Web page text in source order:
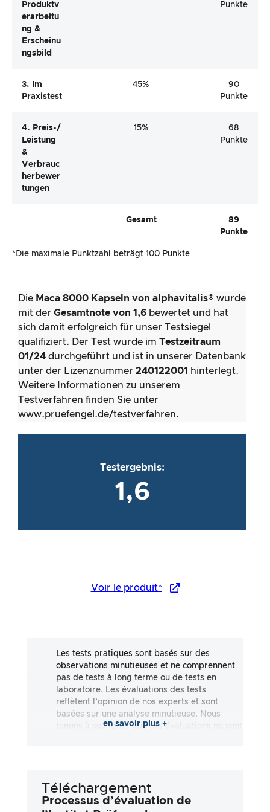
Produktv
Erarbeitu
Ng &
Erscheinu
Ngsbild
Punkte
3. Im
Praxistest
45%
90
Punkte
4. Preis-/
Leistung
&
Verbrauc
Herbewer
Tungen
15%
68
Punkte
Gesamt
89
Punkte
*Die maximale Punktzahl beträgt 100 Punkte
Die Maca 8000 Kapseln von alphavitalis® wurde
mit der Gesamtnote von 1,6 bewertet und hat
sich damit erfolgreich für unser Testsiegel
qualifiziert. Der Test wurde im Testzeitraum
01/24 durchgeführt und ist in unserer Datenbank
unter der Lizenznummer 240122001 hinterlegt.
Weitere Informationen zu unserem
Testverfahren finden Sie unter
www.pruefengel.de/testverfahren.
Testergebnis:
1,6
Voir le produit*
Les tests pratiques sont basés sur des
observations minutieuses et ne comprennent
pas de tests à long terme ou de tests en
laboratoire. Les évaluations des tests
reflètent l’opinion de nos experts et sont
basées sur une analyse minutieuse. Nous
tenons à souligner que ces évaluations ne sont
responsabilité ne soit assumée quant à
l’exactitude ou à l’exhaustivité des résultats
en savoir plus +
Téléchargement
Processus d’évaluation de